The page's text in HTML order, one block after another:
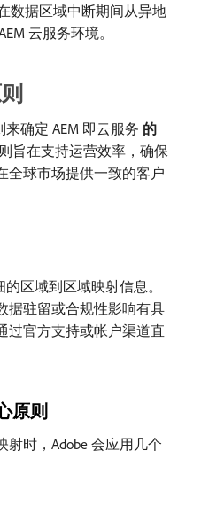
数据区域中断期间从异地
云服务环境。
确定 AEM 即云服务​ 的
旨在支持运营效率，确保
全球市场提供一致的客户
区域到区域映射信息。
据驻留或合规性影响有具
过官方支持或帐户渠道直
原则
时，Adobe 会应用几个